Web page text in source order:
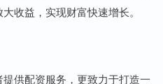
收益，实现财富快速增长。
供配资服务，更致力于打造一